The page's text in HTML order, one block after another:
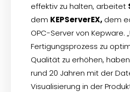
effektiv zu halten, arbeitet
dem KEPServerEX, dem
OPC-Server von Kepware.
Fertigungsprozess zu
Qualität zu erhöhen,
rund 20 Jahren mit der
Visualisierung in der